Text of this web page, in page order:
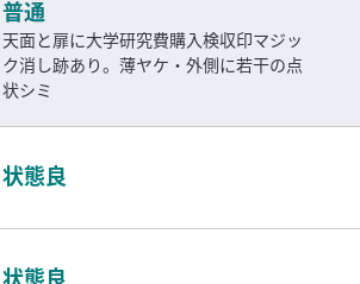
普通
天面と扉に大学研究費購入検収印マジッ
ク消し跡あり。薄ヤケ・外側に若干の点
状シミ
状態良
状態良